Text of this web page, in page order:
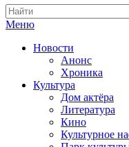
Меню
Новости
Анонс
Хроника
Культура
Дом актёра
Литература
Кино
Культурное